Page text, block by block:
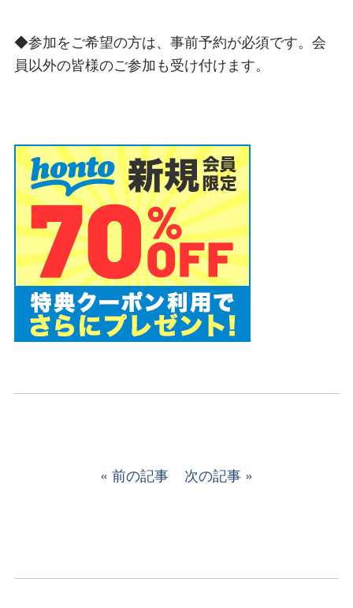
◆参加をご希望の方は、事前予約が必須です。会
員以外の皆様のご参加も受け付けます。
前の記事 次の記事